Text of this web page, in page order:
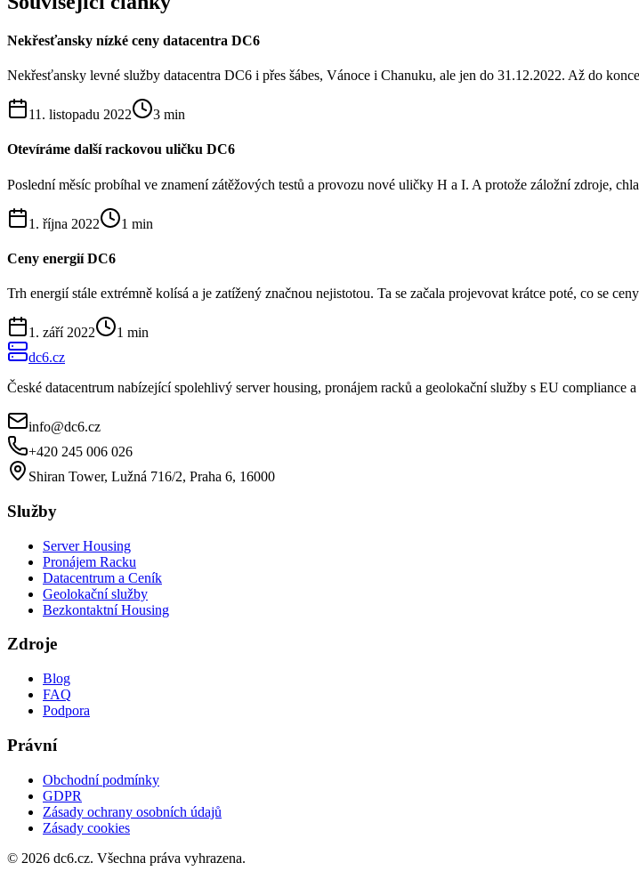
Nekřesťansky nízké ceny datacentra DC6
Nekřesťansky levné služby datacentra DC6 i přes šábes, Vánoce i Chanuku, ale jen do 31.12.2022. Až do
11. listopadu 2022 3 min
Otevíráme další rackovou uličku DC6
Poslední měsíc probíhal ve znamení zátěžových testů a provozu nové uličky H a I. A protože záložní zdroje,
1. října 2022 1 min
Ceny energií DC6
Trh energií stále extrémně kolísá a je zatížený značnou nejistotou. Ta se začala projevovat krátce poté, co se
1. září 2022 1 min
dc6.cz
České datacentrum nabízející spolehlivý server housing, pronájem racků a geolokační služby s EU compliance
info@dc6.cz
+420 245 006 026
Shiran Tower, Lužná 716/2, Praha 6, 16000
Služby
Server Housing
Pronájem Racku
Datacentrum a Ceník
Geolokační služby
Bezkontaktní Housing
Zdroje
Blog
FAQ
Podpora
Právní
Obchodní podmínky
GDPR
Zásady ochrany osobních údajů
Zásady cookies
© 2026 dc6.cz. Všechna práva vyhrazena.